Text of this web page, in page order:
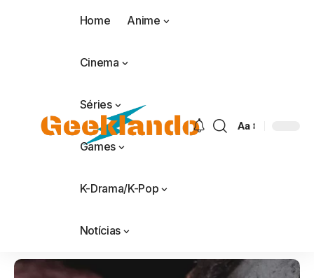
Home Anime
Cinema
Séries
Games
K-Drama/K-Pop
Notícias
Aa